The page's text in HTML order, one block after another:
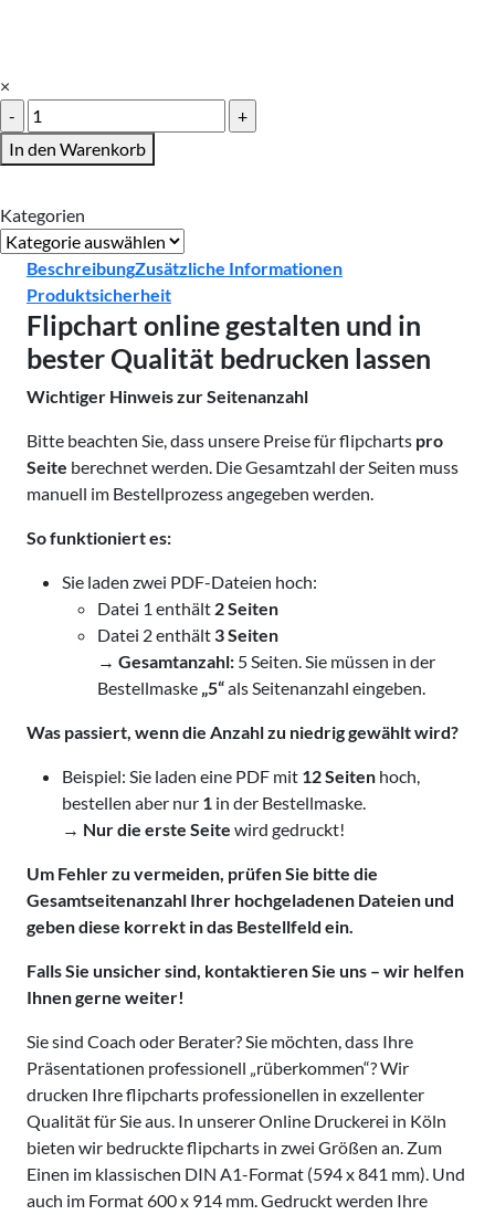
×
Flipchart
bedrucken
Menge
In den Warenkorb
Kategorien
Kategorien
BeschreibungZusätzliche Informationen
Produktsicherheit
Flipchart online gestalten und in
bester Qualität bedrucken lassen
Wichtiger Hinweis zur Seitenanzahl
Bitte beachten Sie, dass unsere Preise für flipcharts pro
Seite berechnet werden. Die Gesamtzahl der Seiten muss
manuell im Bestellprozess angegeben werden.
So funktioniert es:
Sie laden zwei PDF-Dateien hoch:
Datei 1 enthält 2 Seiten
Datei 2 enthält 3 Seiten
→ Gesamtanzahl: 5 Seiten. Sie müssen in der
Bestellmaske „5“als Seitenanzahl eingeben.
Was passiert, wenn die Anzahl zu niedrig gewählt wird?
Beispiel: Sie laden eine PDF mit 12 Seiten hoch,
bestellen aber nur 1 in der Bestellmaske.
→ Nur die erste Seite wird gedruckt!
Um Fehler zu vermeiden, prüfen Sie bitte die
Gesamtseitenanzahl Ihrer hochgeladenen Dateien und
geben diese korrekt in das Bestellfeld ein.
Falls Sie unsicher sind, kontaktieren Sie uns – wir helfen
Ihnen gerne weiter!
Sie sind Coach oder Berater? Sie möchten, dass Ihre
Präsentationen professionell „rüberkommen“? Wir
drucken Ihre flipcharts professionellen in exzellenter
Qualität für Sie aus. In unserer Online Druckerei in Köln
bieten wir bedruckte flipcharts in zwei Größen an. Zum
Einen im klassischen DIN A1-Format (594 x 841 mm). Und
auch im Format 600 x 914 mm. Gedruckt werden Ihre